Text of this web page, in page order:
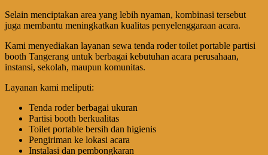
Selain menciptakan area yang lebih nyaman, kombinasi tersebut
juga membantu meningkatkan kualitas penyelenggaraan acara.
Kami menyediakan layanan sewa tenda roder toilet portable partisi
booth Tangerang untuk berbagai kebutuhan acara perusahaan,
instansi, sekolah, maupun komunitas.
Layanan kami meliputi:
Tenda roder berbagai ukuran
Partisi booth berkualitas
Toilet portable bersih dan higienis
Pengiriman ke lokasi acara
Instalasi dan pembongkaran